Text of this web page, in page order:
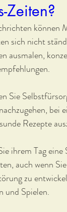
Zeiten?
können
sich nicht
ausmalen,
Sie
bei
Rezepte
ihrem Tag
auch wenn
zu
und Spielen.